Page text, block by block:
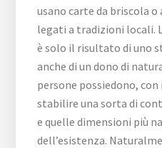
usano carte da briscola
legati a tradizioni locali.
è solo il risultato di uno
anche di un dono di
persone possiedono,
stabilire una sorta di
e quelle dimensioni più
dell’esistenza.